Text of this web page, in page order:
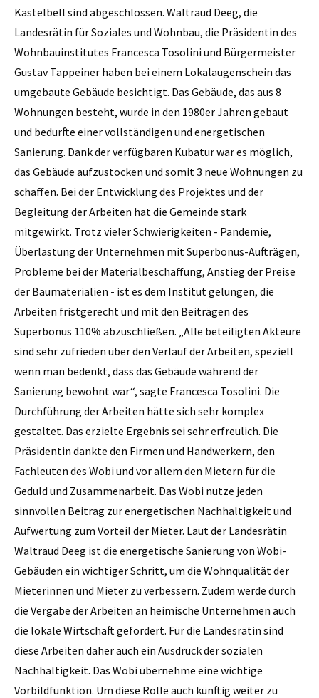
Kastelbell sind abgeschlossen. Waltraud Deeg, die
Landesrätin für Soziales und Wohnbau, die Präsidentin des
Wohnbauinstitutes Francesca Tosolini und Bürgermeister
Gustav Tappeiner haben bei einem Lokalaugenschein das
umgebaute Gebäude besichtigt. Das Gebäude, das aus 8
Wohnungen besteht, wurde in den 1980er Jahren gebaut
und bedurfte einer vollständigen und energetischen
Sanierung. Dank der verfügbaren Kubatur war es möglich,
das Gebäude aufzustocken und somit 3 neue Wohnungen zu
schaffen. Bei der Entwicklung des Projektes und der
Begleitung der Arbeiten hat die Gemeinde stark
mitgewirkt. Trotz vieler Schwierigkeiten - Pandemie,
Überlastung der Unternehmen mit Superbonus-Aufträgen,
Probleme bei der Materialbeschaffung, Anstieg der Preise
der Baumaterialien - ist es dem Institut gelungen, die
Arbeiten fristgerecht und mit den Beiträgen des
Superbonus 110% abzuschließen. „Alle beteiligten Akteure
sind sehr zufrieden über den Verlauf der Arbeiten, speziell
wenn man bedenkt, dass das Gebäude während der
Sanierung bewohnt war“, sagte Francesca Tosolini. Die
Durchführung der Arbeiten hätte sich sehr komplex
gestaltet. Das erzielte Ergebnis sei sehr erfreulich. Die
Präsidentin dankte den Firmen und Handwerkern, den
Fachleuten des Wobi und vor allem den Mietern für die
Geduld und Zusammenarbeit. Das Wobi nutze jeden
sinnvollen Beitrag zur energetischen Nachhaltigkeit und
Aufwertung zum Vorteil der Mieter. Laut der Landesrätin
Waltraud Deeg ist die energetische Sanierung von Wobi-
Gebäuden ein wichtiger Schritt, um die Wohnqualität der
Mieterinnen und Mieter zu verbessern. Zudem werde durch
die Vergabe der Arbeiten an heimische Unternehmen auch
die lokale Wirtschaft gefördert. Für die Landesrätin sind
diese Arbeiten daher auch ein Ausdruck der sozialen
Nachhaltigkeit. Das Wobi übernehme eine wichtige
Vorbildfunktion. Um diese Rolle auch künftig weiter zu